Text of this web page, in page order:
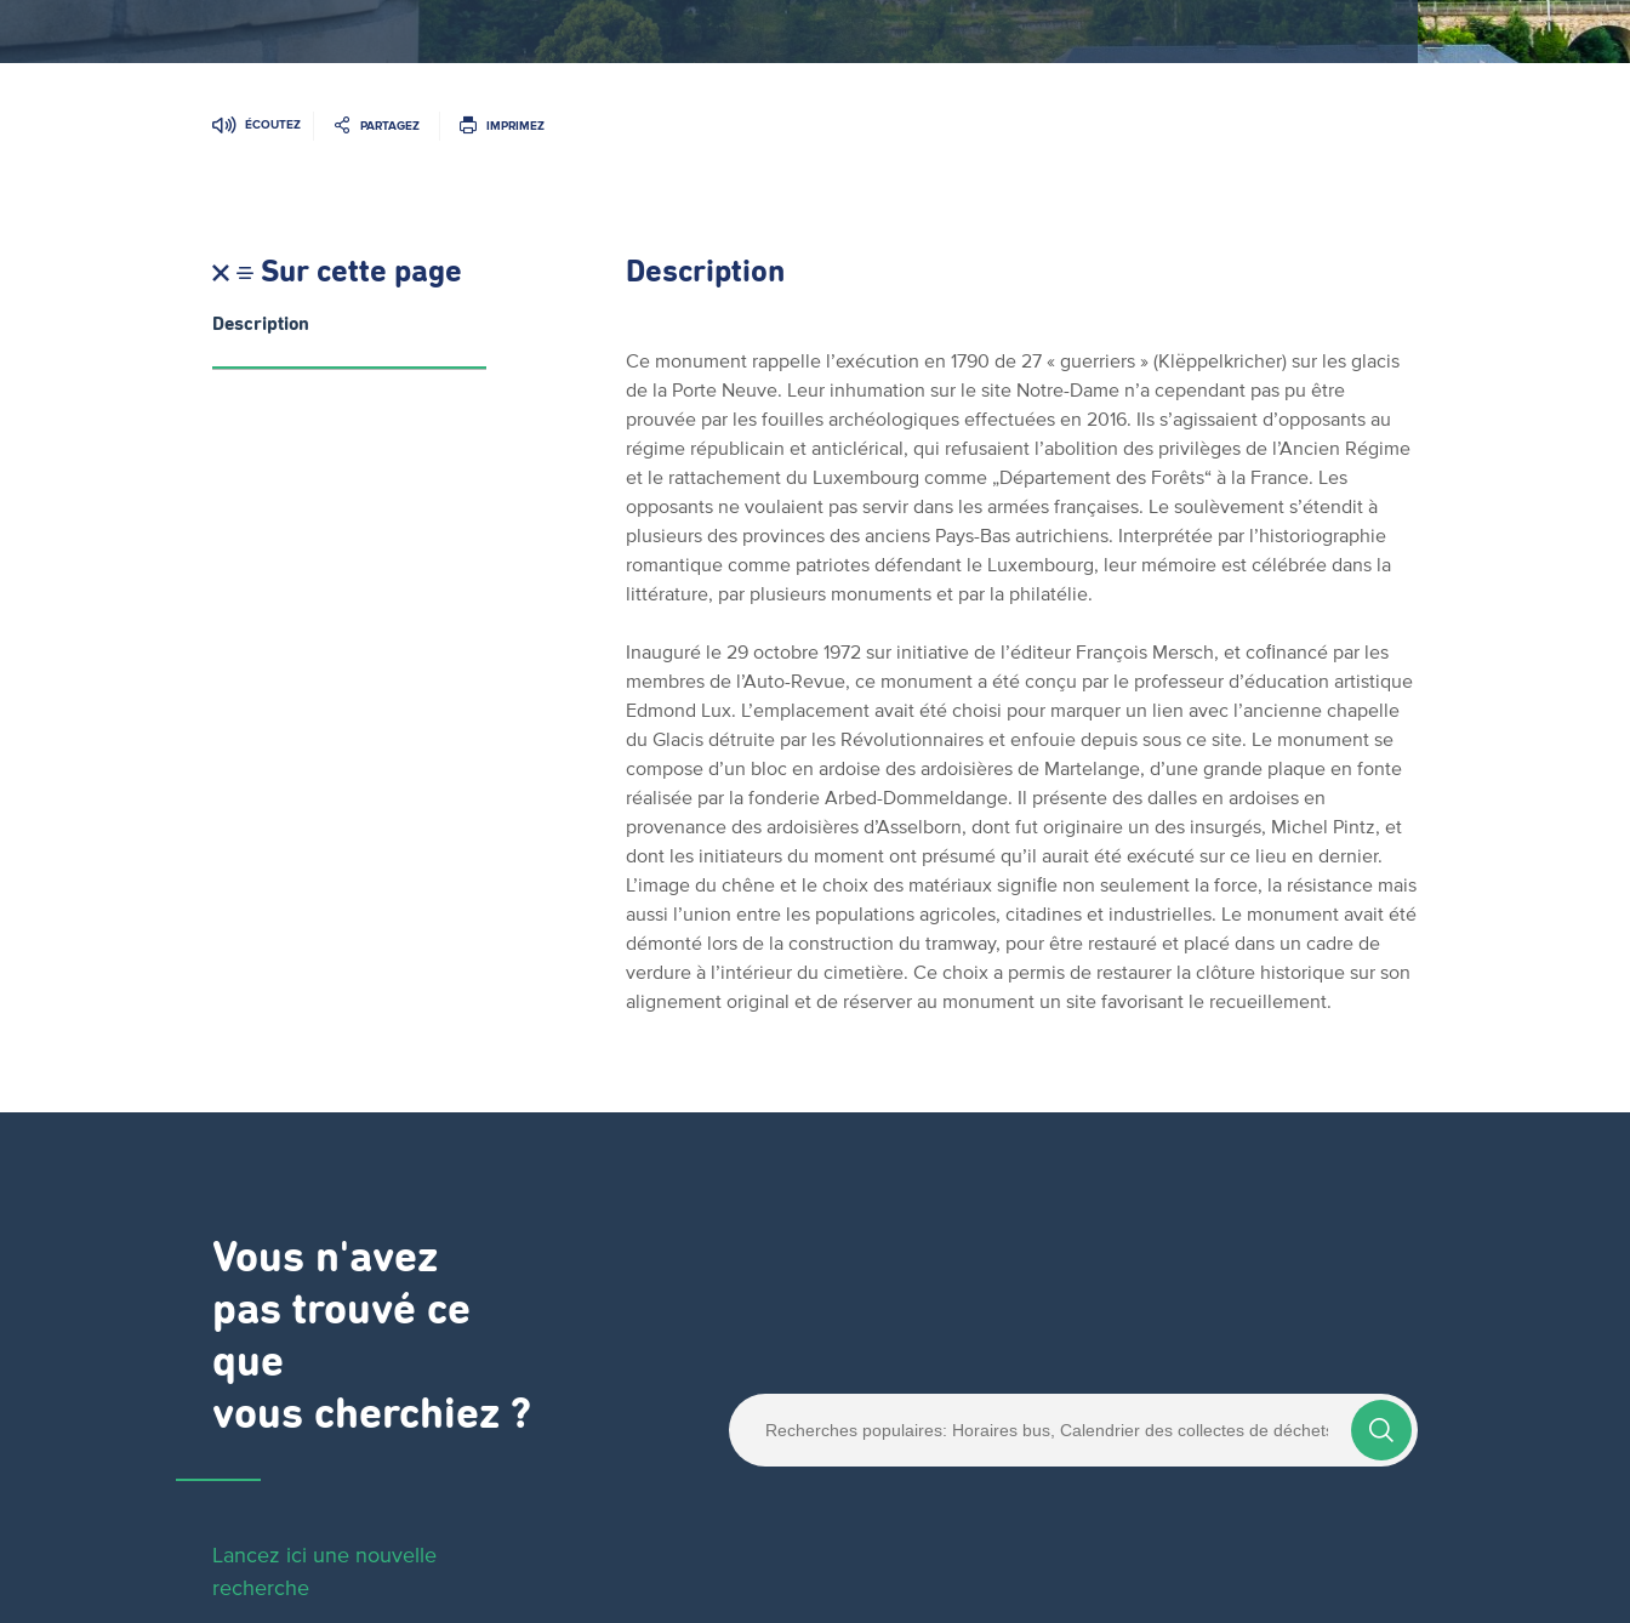
ÉCOUTEZ PARTAGEZ IMPRIMEZ
Sur cette page
Description
Description
Ce monument rappelle l’exécution en 1790 de 27 « guerriers » (Klëppelkricher) sur les glacis
de la Porte Neuve. Leur inhumation sur le site Notre-Dame n’a cependant pas pu être
prouvée par les fouilles archéologiques effectuées en 2016. Ils s’agissaient d’opposants au
régime républicain et anticlérical, qui refusaient l’abolition des privilèges de l’Ancien Régime
et le rattachement du Luxembourg comme „Département des Forêts“ à la France. Les
opposants ne voulaient pas servir dans les armées françaises. Le soulèvement s’étendit à
plusieurs des provinces des anciens Pays-Bas autrichiens. Interprétée par l’historiographie
romantique comme patriotes défendant le Luxembourg, leur mémoire est célébrée dans la
littérature, par plusieurs monuments et par la philatélie.
Inauguré le 29 octobre 1972 sur initiative de l’éditeur François Mersch, et coﬁnancé par les
membres de l’Auto-Revue, ce monument a été conçu par le professeur d’éducation artistique
Edmond Lux. L’emplacement avait été choisi pour marquer un lien avec l’ancienne chapelle
du Glacis détruite par les Révolutionnaires et enfouie depuis sous ce site. Le monument se
compose d’un bloc en ardoise des ardoisières de Martelange, d’une grande plaque en fonte
réalisée par la fonderie Arbed-Dommeldange. Il présente des dalles en ardoises en
provenance des ardoisières d’Asselborn, dont fut originaire un des insurgés, Michel Pintz, et
dont les initiateurs du moment ont présumé qu’il aurait été exécuté sur ce lieu en dernier.
L’image du chêne et le choix des matériaux signiﬁe non seulement la force, la résistance mais
aussi l’union entre les populations agricoles, citadines et industrielles. Le monument avait été
démonté lors de la construction du tramway, pour être restauré et placé dans un cadre de
verdure à l’intérieur du cimetière. Ce choix a permis de restaurer la clôture historique sur son
alignement original et de réserver au monument un site favorisant le recueillement.
Vous n'avez
pas trouvé ce
que
vous cherchiez ?
Lancez ici une nouvelle
recherche